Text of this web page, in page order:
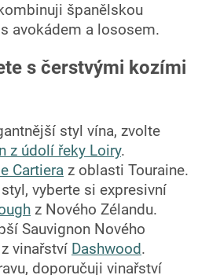
španělskou
avokádem a lososem.
s čerstvými kozími
styl vína, zvolte
z údolí řeky Loiry.
Cartiera z oblasti Touraine.
vyberte si expresivní
z Nového Zélandu.
Sauvignon Nového
vinařství Dashwood.
doporučuji vinařství